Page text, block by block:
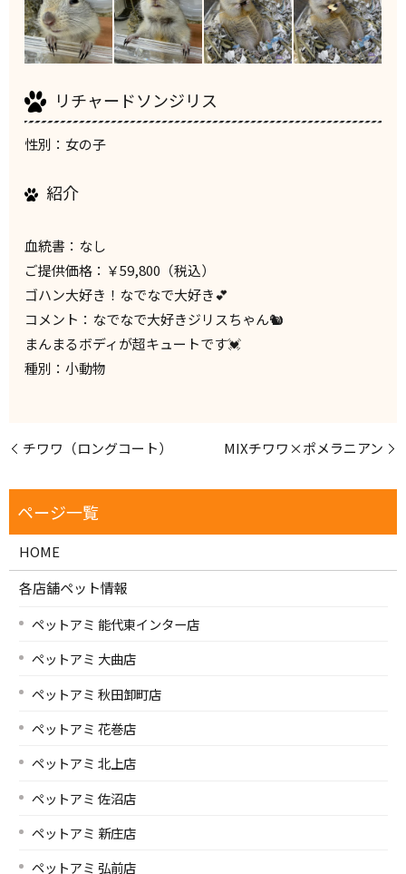
リチャードソンジリス
性別：女の子
紹介
血統書：なし
ご提供価格：￥59,800（税込）
ゴハン大好き！なでなで大好き💕
コメント：なでなで大好きジリスちゃん🐿️
まんまるボディが超キュートです💓
種別：小動物
チワワ（ロングコート） MIXチワワ×ポメラニアン
HOME
各店舗ペット情報
ペットアミ 能代東インター店
ペットアミ 大曲店
ペットアミ 秋田卸町店
ペットアミ 花巻店
ペットアミ 北上店
ペットアミ 佐沼店
ペットアミ 新庄店
ペットアミ 弘前店